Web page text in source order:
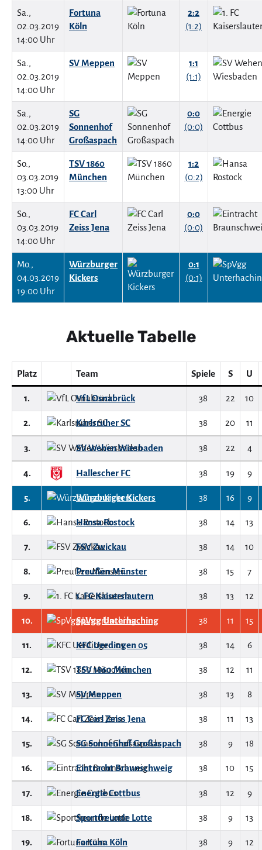
Sa.,
02.03.2019
14:00 Uhr
Fortuna
Köln
2:2
(1:2)
Sa.,
02.03.2019
14:00 Uhr
SV Meppen
1:1
(1:1)
Sa.,
02.03.2019
14:00 Uhr
SG
Sonnenhof
Großaspach
0:0
(0:0)
So.,
03.03.2019
13:00 Uhr
TSV 1860
München
1:2
(0:2)
So.,
03.03.2019
14:00 Uhr
FC Carl
Zeiss Jena
0:0
(0:0)
Mo.,
04.03.2019
19:00 Uhr
Würzburger
Kickers
0:1
(0:1)
Aktuelle Tabelle
Platz Team Spiele S U
1. VfL Osnabrück 38 22 10
2. Karlsruher SC 38 20 11
3. SV Wehen Wiesbaden 38 22 4
4. Hallescher FC 38 19 9
5. Würzburger Kickers 38 16 9
6. Hansa Rostock 38 14 13
7. FSV Zwickau 38 14 10
8. Preußen Münster 38 15 7
9. 1. FC Kaiserslautern 38 13 12
10. SpVgg Unterhaching 38 11 15
11. KFC Uerdingen 05 38 14 6
12. TSV 1860 München 38 12 11
13. SV Meppen 38 13 8
14. FC Carl Zeiss Jena 38 11 13
15. SG Sonnenhof Großaspach 38 9 18
16. Eintracht Braunschweig 38 10 15
17. Energie Cottbus 38 12 9
18. Sportfreunde Lotte 38 9 13
19. Fortuna Köln 38 9 12